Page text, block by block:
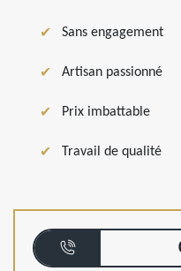
Sans engagement
Artisan passionné
Prix imbattable
Travail de qualité